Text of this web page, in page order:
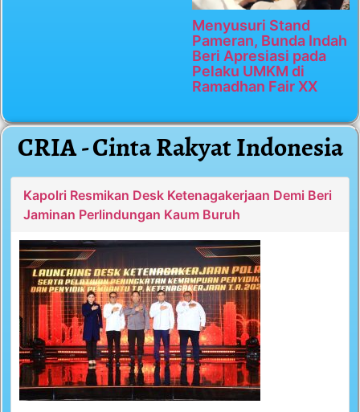
Menyusuri Stand
Pameran, Bunda Indah
Beri Apresiasi pada
Pelaku UMKM di
Ramadhan Fair XX
CRIA - Cinta Rakyat Indonesia
Kapolri Resmikan Desk Ketenagakerjaan Demi Beri
Jaminan Perlindungan Kaum Buruh